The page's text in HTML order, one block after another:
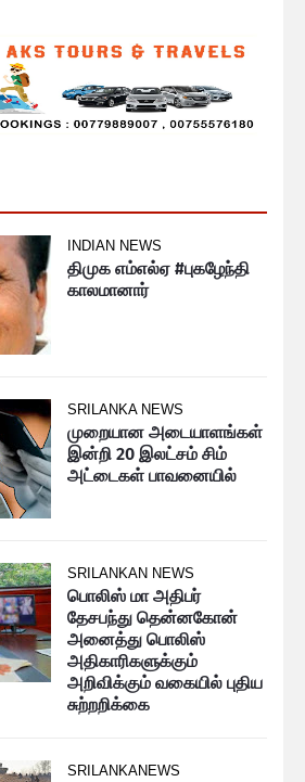
INDIAN NEWS
திமுக எம்எல்ஏ #புகழேந்தி
காலமானார்
SRILANKA NEWS
முறையான அடையாளங்கள்
இன்றி 20 இலட்சம் சிம்
அட்டைகள் பாவனையில்
SRILANKAN NEWS
பொலிஸ் மா அதிபர்
தேசபந்து தென்னகோன்
அனைத்து பொலிஸ்
அதிகாரிகளுக்கும்
அறிவிக்கும் வகையில் புதிய
சுற்றறிக்கை
SRILANKANEWS